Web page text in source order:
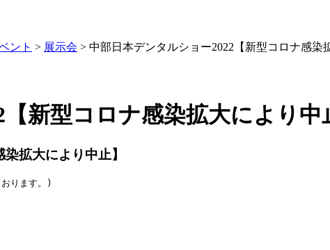
ント > 展示会 > 中部日本デンタルショー2022【新型コロナ感染
新型コロナ感染拡大により中
拡大により中止】
ります。)